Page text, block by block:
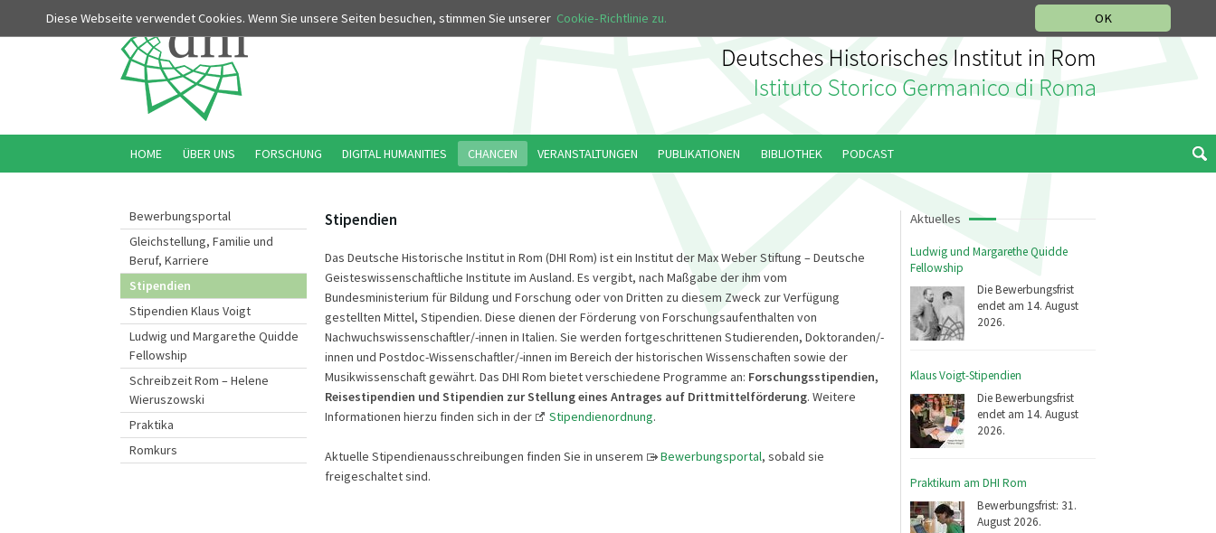
OK
Diese Webseite verwendet Cookies. Wenn Sie unsere Seiten besuchen, stimmen Sie unserer Cookie-Richtlinie zu.
Bewerbungsportal
Gleichstellung, Familie und
Beruf, Karriere
Stipendien
Stipendien Klaus Voigt
Ludwig und Margarethe Quidde
Fellowship
Schreibzeit Rom – Helene
Wieruszowski
Praktika
Romkurs
Aktuelles
Ludwig und Margarethe Quidde
Fellowship
Die Bewerbungsfrist
endet am 14. August
2026.
Klaus Voigt-Stipendien
Die Bewerbungsfrist
endet am 14. August
2026.
Praktikum am DHI Rom
Bewerbungsfrist: 31.
August 2026.
Stipendien
Das Deutsche Historische Institut in Rom (DHI Rom) ist ein Institut der Max Weber Stiftung – Deutsche
Geisteswissenschaftliche Institute im Ausland. Es vergibt, nach Maßgabe der ihm vom
Bundesministerium für Bildung und Forschung oder von Dritten zu diesem Zweck zur Verfügung
gestellten Mittel, Stipendien. Diese dienen der Förderung von Forschungsaufenthalten von
Nachwuchswissenschaftler/-innen in Italien. Sie werden fortgeschrittenen Studierenden, Doktoranden/-
innen und Postdoc-Wissenschaftler/-innen im Bereich der historischen Wissenschaften sowie der
Musikwissenschaft gewährt. Das DHI Rom bietet verschiedene Programme an: Forschungsstipendien,
Reisestipendien und Stipendien zur Stellung eines Antrages auf Drittmittelförderung. Weitere
Informationen hierzu finden sich in der
Stipendienordnung.
Aktuelle Stipendienausschreibungen finden Sie in unserem Bewerbungsportal, sobald sie
freigeschaltet sind.
HOME ÜBER UNS FORSCHUNG DIGITAL HUMANITIES CHANCEN VERANSTALTUNGEN PUBLIKATIONEN BIBLIOTHEK PODCAST